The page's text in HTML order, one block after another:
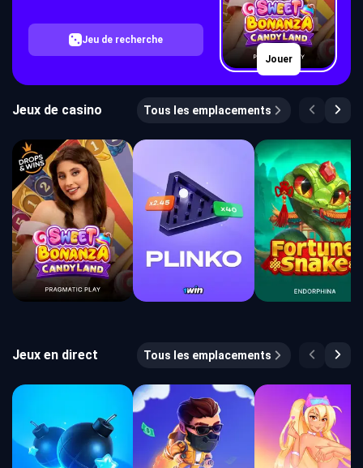
Jeu de recherche
Jouer
Jeux de casino Tous les emplacements
Jeux en direct Tous les emplacements